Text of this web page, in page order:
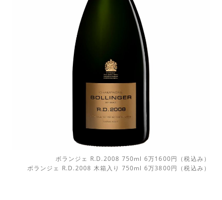
ボランジェ R.D.2008 750ml 6万1600円（税込み）
ボランジェ R.D.2008 木箱入り 750ml 6万3800円（税込み）